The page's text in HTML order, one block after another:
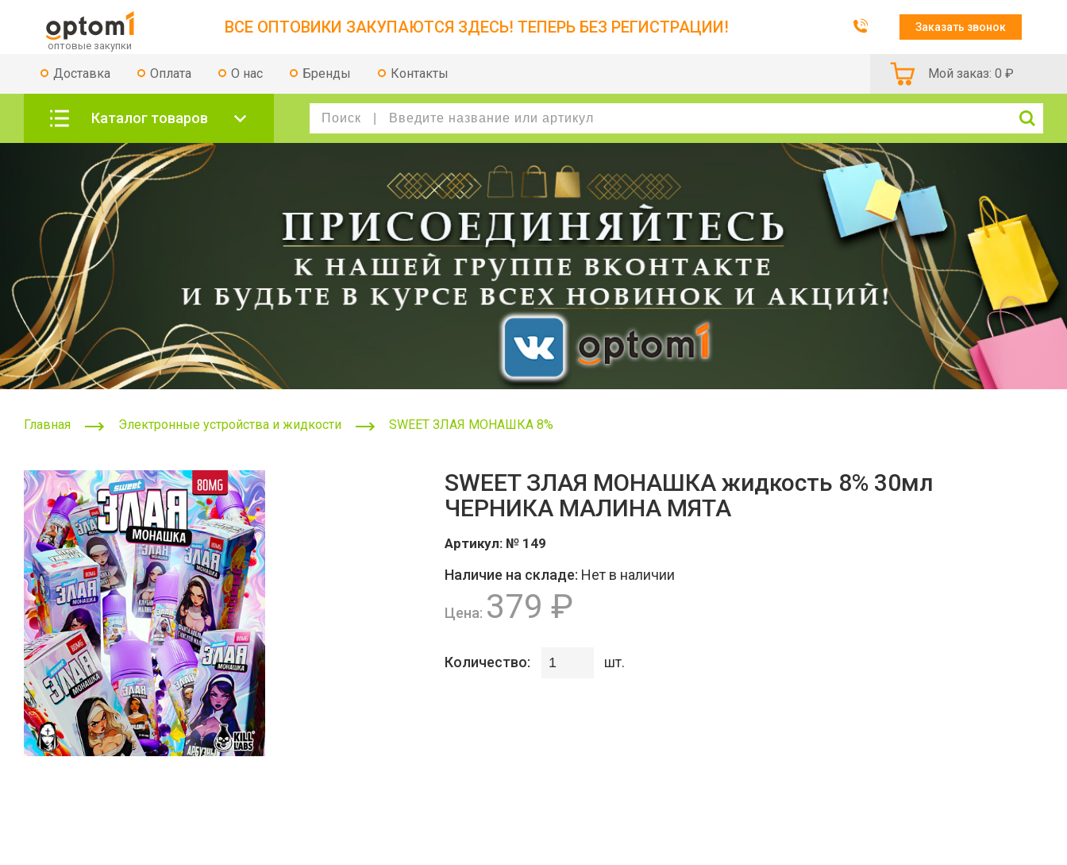
ВСЕ ОПТОВИКИ ЗАКУПАЮТСЯ ЗДЕСЬ! ТЕПЕРЬ БЕЗ РЕГИСТРАЦИИ! Заказать звонок
Доставка Оплата О нас Бренды Контакты Мой заказ: 0 ₽
Каталог товаров
Главная Электронные устройства и жидкости SWEET ЗЛАЯ МОНАШКА 8%
SWEET ЗЛАЯ МОНАШКА жидкость 8% 30мл
ЧЕРНИКА МАЛИНА МЯТА
Артикул: № 149
Наличие на складе: Нет в наличии
Цена: 379 ₽
Количество: шт.